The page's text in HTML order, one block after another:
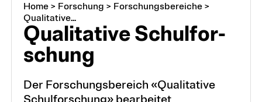
Home> Forschung > Forschungsbereiche>
Qualitative...
Quali­ta­ti­ve Schul­for­
schung
Der Forschungsbereich «Qualitative